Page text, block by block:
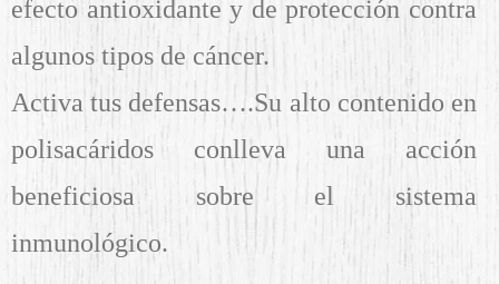
efecto antioxidante y de protección contra
algunos tipos de cáncer.
Activa tus defensas….Su alto contenido en
polisacáridos conlleva una acción
beneficiosa sobre el sistema
inmunológico.